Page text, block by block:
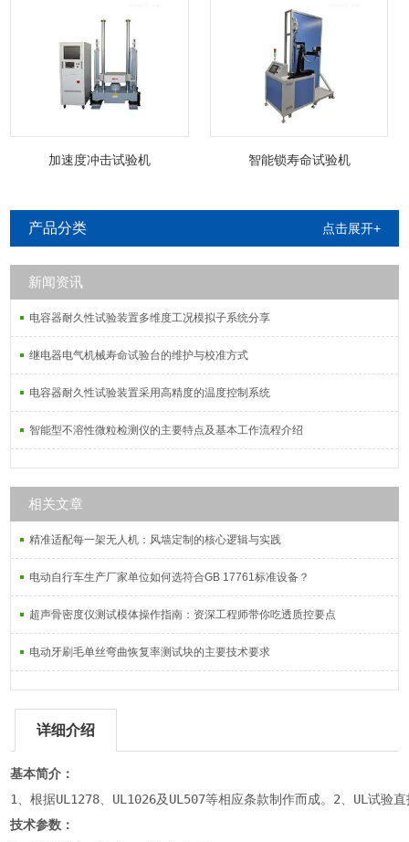
加速度冲击试验机 智能锁寿命试验机
产品分类 点击展开+
新闻资讯
电容器耐久性试验装置多维度工况模拟子系统分享
继电器电气机械寿命试验台的维护与校准方式
电容器耐久性试验装置采用高精度的温度控制系统
智能型不溶性微粒检测仪的主要特点及基本工作流程介绍
相关文章
精准适配每一架无人机：风墙定制的核心逻辑与实践
电动自行车生产厂家单位如何选符合GB 17761标准设备？
超声骨密度仪测试模体操作指南：资深工程师带你吃透质控要点
电动牙刷毛单丝弯曲恢复率测试块的主要技术要求
详细介绍
基本简介：
1、根据UL1278、UL1026及UL507等相应条款制作而成。2、UL试验
技术参数：